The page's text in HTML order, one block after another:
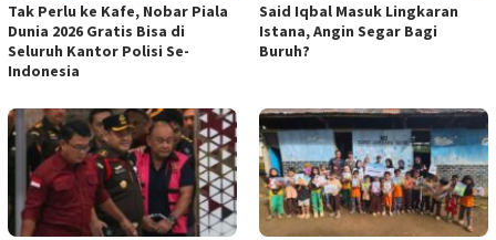
Tak Perlu ke Kafe, Nobar Piala
Dunia 2026 Gratis Bisa di
Seluruh Kantor Polisi Se-
Indonesia
Said Iqbal Masuk Lingkaran
Istana, Angin Segar Bagi
Buruh?